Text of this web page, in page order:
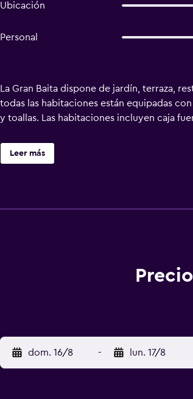
Ubicación
Personal
La Gran Baita dispone de jardín, terraza,
todas las habitaciones están equipadas
y toallas. Las habitaciones incluyen caja
Leer más
dom. 16/8 - lun. 17/8